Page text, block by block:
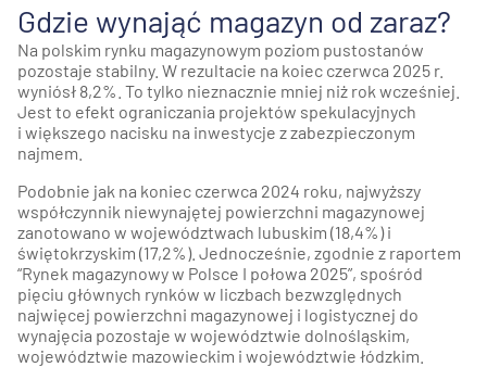
Gdzie wynająć magazyn od zaraz?
Na polskim rynku magazynowym poziom pustostanów
pozostaje stabilny. W rezultacie na koiec czerwca 2025 r.
wyniósł 8,2%. To tylko nieznacznie mniej niż rok wcześniej.
Jest to efekt ograniczania projektów spekulacyjnych
i większego nacisku na inwestycje z zabezpieczonym
najmem.
Podobnie jak na koniec czerwca 2024 roku, najwyższy
współczynnik niewynajętej powierzchni magazynowej
zanotowano w województwach lubuskim (18,4%) i
świętokrzyskim (17,2%). Jednocześnie, zgodnie z raportem
“Rynek magazynowy w Polsce I połowa 2025”, spośród
pięciu głównych rynków w liczbach bezwzględnych
najwięcej powierzchni magazynowej i logistycznej do
wynajęcia pozostaje w województwie dolnośląskim,
województwie mazowieckim i województwie łódzkim.